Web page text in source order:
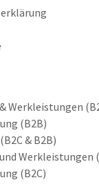
Werkleistungen
(B2B)
& B2B)
Werkleistungen
(B2C)